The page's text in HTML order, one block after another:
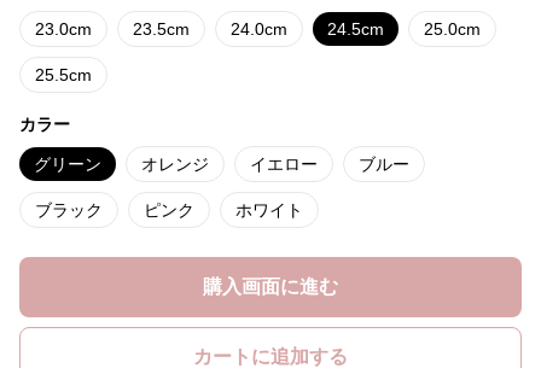
23.0cm 23.5cm 24.0cm 24.5cm 25.0cm
25.5cm
カラー
グリーン オレンジ イエロー ブルー
ブラック ピンク ホワイト
購入画面に進む
カートに追加する